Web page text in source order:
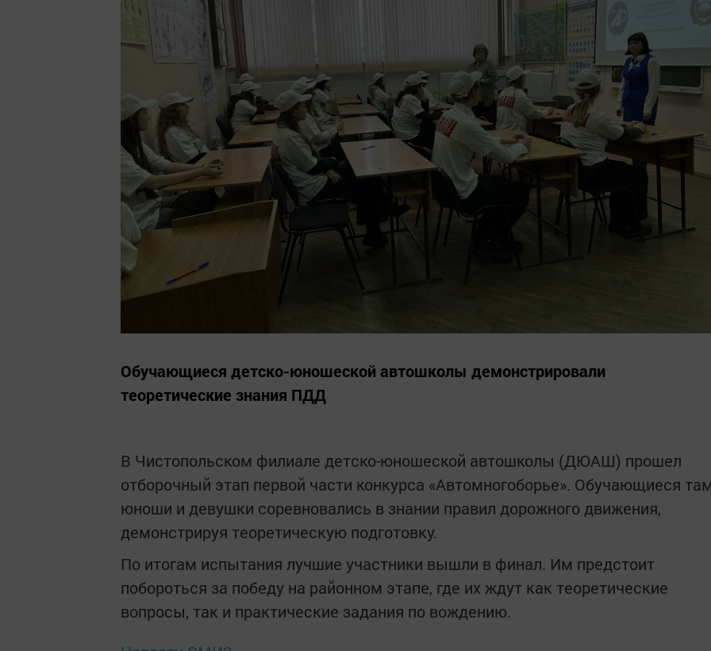
Обучающиеся детско-юношеской автошколы демонстрировали
теоретические знания ПДД
В Чистопольском филиале детско-юношеской автошколы (ДЮАШ) прошел
отборочный этап первой части конкурса «Автомногоборье». Обучающиеся
юноши и девушки соревновались в знании правил дорожного движения,
демонстрируя теоретическую подготовку.
По итогам испытания лучшие участники вышли в финал. Им предстоит
побороться за победу на районном этапе, где их ждут как теоретические
вопросы, так и практические задания по вождению.